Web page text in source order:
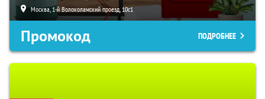
Москва, 1-й Волоколамский проезд, 10с1
Промокод ПОДРОБНЕЕ